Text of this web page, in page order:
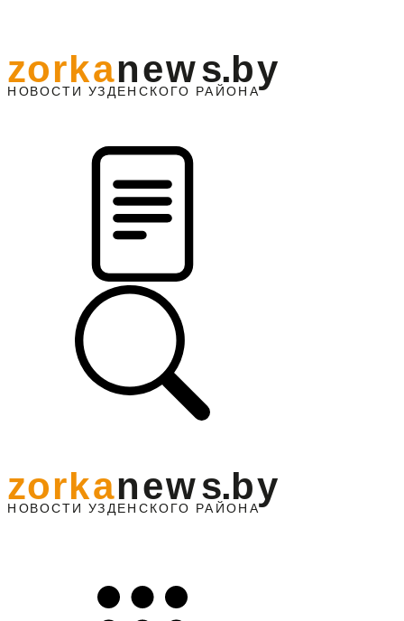
НО ВОСТИ УЗДЕНС КО ГО РАЙОНА
zorkanews.by